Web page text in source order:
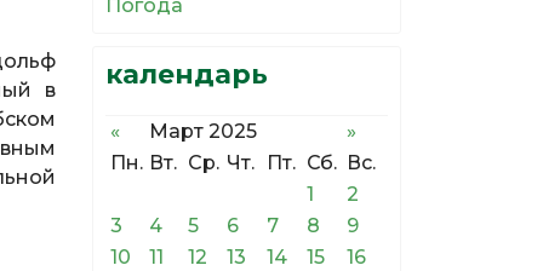
в
Погода
календарь
« Март 2025
»
Пн. Вт. Ср. Чт. Пт. Сб. Вс.
1
2
3
4 5 6 7 8
9
10
11 12 13 14 15
16